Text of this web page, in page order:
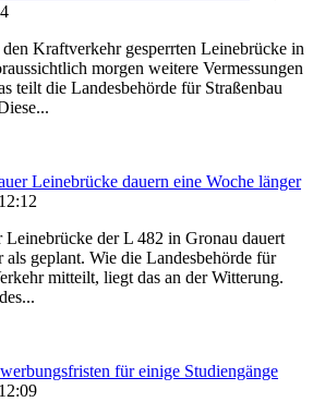
Kraftverkehr gesperrten Leinebrücke in
morgen weitere Vermessungen
teilt die Landesbehörde für Straßenbau
Leinebrücke dauern eine Woche länger
Leinebrücke der L 482 in Gronau dauert
als geplant. Wie die Landesbehörde für
mitteilt, liegt das an der Witterung.
für einige Studiengänge